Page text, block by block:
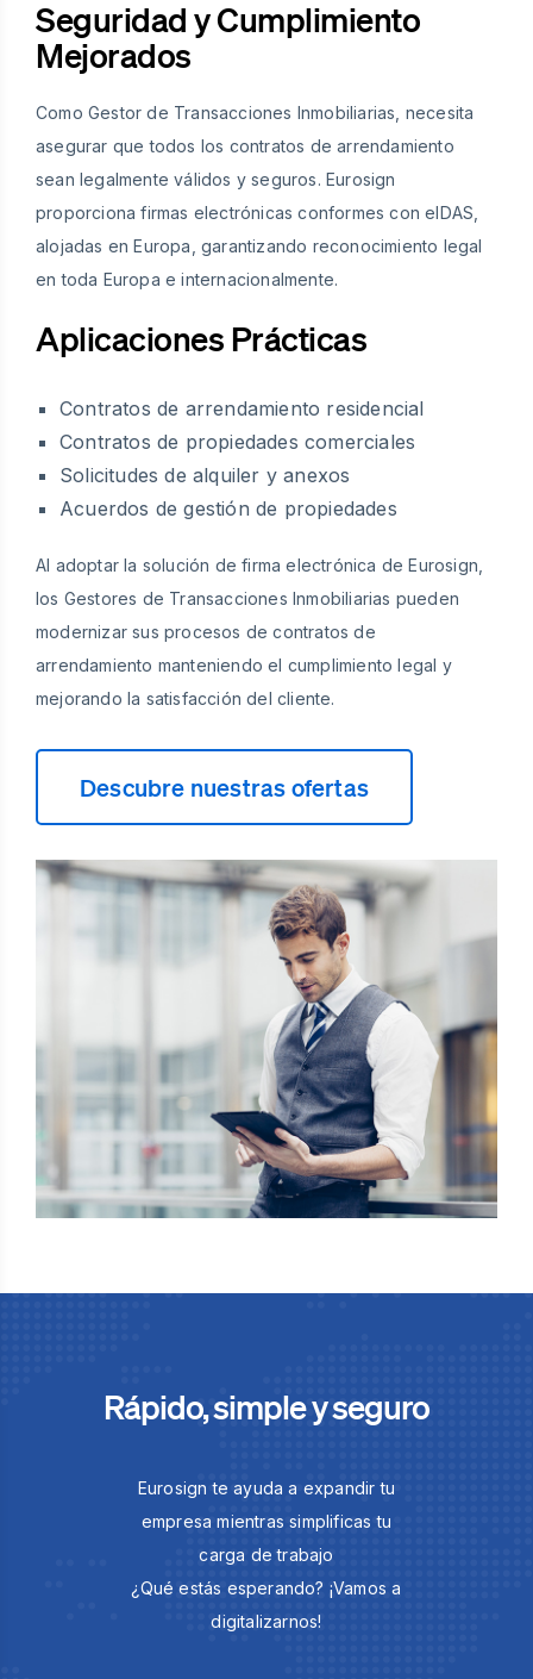
Seguridad y Cumplimiento
Mejorados
Como Gestor de Transacciones Inmobiliarias, necesita
asegurar que todos los contratos de arrendamiento
sean legalmente válidos y seguros. Eurosign
proporciona firmas electrónicas conformes con eIDAS,
alojadas en Europa, garantizando reconocimiento legal
en toda Europa e internacionalmente.
Aplicaciones Prácticas
Contratos de arrendamiento residencial
Contratos de propiedades comerciales
Solicitudes de alquiler y anexos
Acuerdos de gestión de propiedades
Al adoptar la solución de firma electrónica de Eurosign,
los Gestores de Transacciones Inmobiliarias pueden
modernizar sus procesos de contratos de
arrendamiento manteniendo el cumplimiento legal y
mejorando la satisfacción del cliente.
Descubre nuestras ofertas
Rápido, simple y seguro
Eurosign te ayuda a expandir tu
empresa mientras simplificas tu
carga de trabajo
¿Qué estás esperando? ¡Vamos a
digitalizarnos!